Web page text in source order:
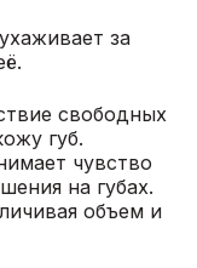
за
.
свободных
губ.
чувство
на губах.
объем и